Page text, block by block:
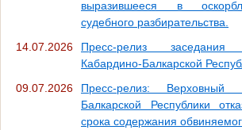
выразившееся в
судебного разбирательства.
14.07.2026
Пресс-релиз
Кабардино-Балкарской
09.07.2026
Пресс-релиз: Верховный
Балкарской Республики
срока содержания